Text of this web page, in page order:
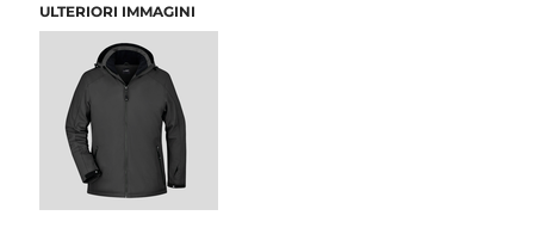
ULTERIORI IMMAGINI